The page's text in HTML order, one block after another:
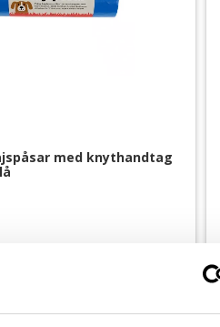
med knythandtag